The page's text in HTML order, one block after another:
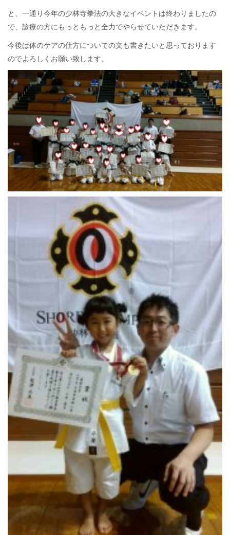
と、一通り今年の少林寺拳法の大きなイベントは終わりましたの
で、診療の方にもっともっと全力でやらせていただきます。
今後は体のケアの仕方についての文も書きたいと思っております
のでよろしくお願い致します。